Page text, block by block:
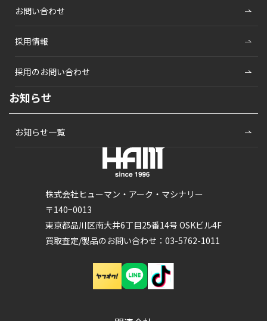
株式会社ヒューマン・アーク・マシナリー
〒140−0013
東京都品川区南大井6丁目25番14号 OSKビル4F
買取査定/製品のお問い合わせ：03-5762-1011
お問い合わせ
採用情報
採用のお問い合わせ
お知らせ
お知らせ一覧